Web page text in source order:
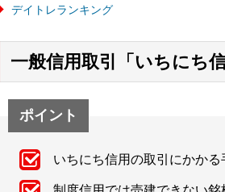
デイトレランキング
一般信用取引「いちにち
ポイント
いちにち信用の取引にかか